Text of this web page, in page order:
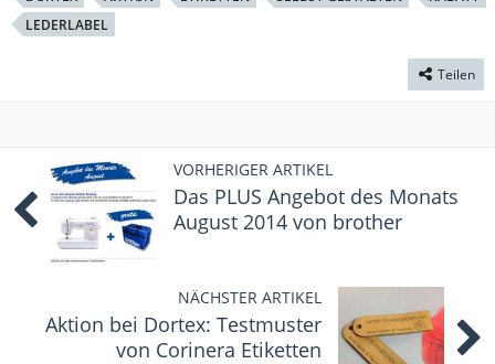
LEDERLABEL
Teilen
VORHERIGER ARTIKEL
Das PLUS Angebot des Monats
August 2014 von brother
NÄCHSTER ARTIKEL
Aktion bei Dortex: Testmuster
von Corinera Etiketten